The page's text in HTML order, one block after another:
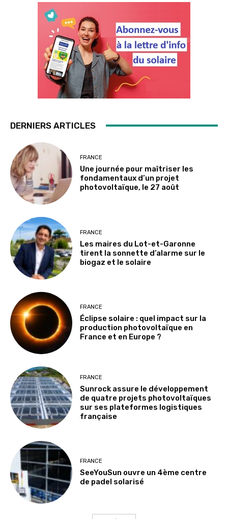
DERNIERS ARTICLES
FRANCE
Une journée pour maîtriser les
fondamentaux d’un projet
photovoltaïque, le 27 août
FRANCE
Les maires du Lot-et-Garonne
tirent la sonnette d’alarme sur le
biogaz et le solaire
FRANCE
Éclipse solaire : quel impact sur la
production photovoltaïque en
France et en Europe ?
FRANCE
Sunrock assure le développement
de quatre projets photovoltaïques
sur ses plateformes logistiques
française
FRANCE
SeeYouSun ouvre un 4ème centre
de padel solarisé